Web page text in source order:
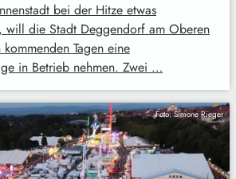
bei der Hitze etwas
will die Stadt Deggendorf am Oberen
Tagen eine
in Betrieb nehmen. Zwei …
Foto: Simone Rieger